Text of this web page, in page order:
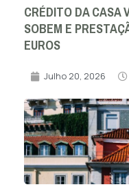
CRÉDITO DA CASA
SOBEM E
EUROS
Julho 20, 2026